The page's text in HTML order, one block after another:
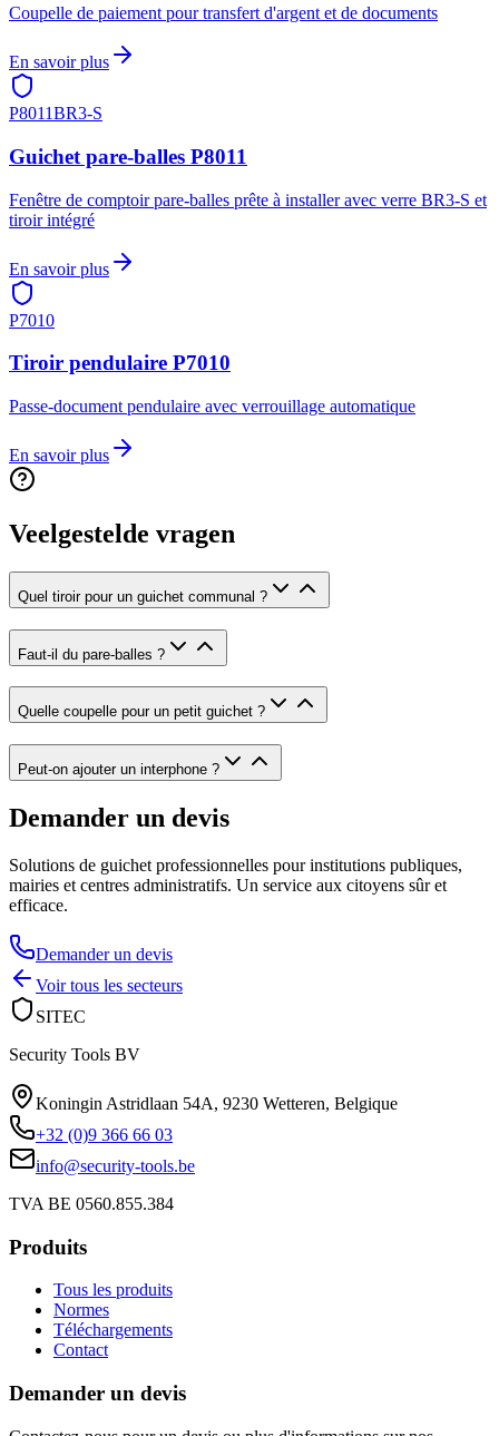
Coupelle de paiement pour transfert d'argent et de documents
En savoir plus
P8011BR3-S
Guichet pare-balles P8011
Fenêtre de comptoir pare-balles prête à installer avec verre BR3-S et
tiroir intégré
En savoir plus
P7010
Tiroir pendulaire P7010
Passe-document pendulaire avec verrouillage automatique
En savoir plus
Veelgestelde vragen
Quel tiroir pour un guichet communal ?
Faut-il du pare-balles ?
Quelle coupelle pour un petit guichet ?
Peut-on ajouter un interphone ?
Demander un devis
Solutions de guichet professionnelles pour institutions publiques,
mairies et centres administratifs. Un service aux citoyens sûr et
efficace.
Demander un devis
Voir tous les secteurs
SITEC
Security Tools BV
Koningin Astridlaan 54A, 9230 Wetteren, Belgique
+32 (0)9 366 66 03
info@security-tools.be
TVA BE 0560.855.384
Produits
Tous les produits
Normes
Téléchargements
Contact
Demander un devis